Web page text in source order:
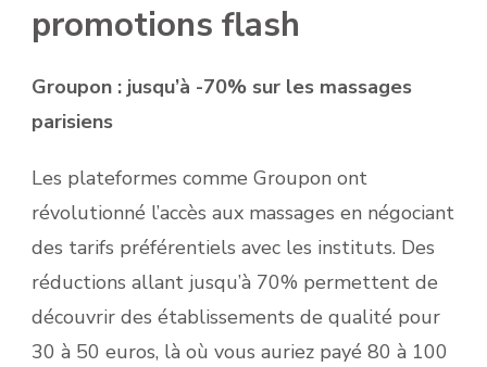
promotions flash
Groupon : jusqu’à -70% sur les massages
parisiens
Les plateformes comme Groupon ont
révolutionné l’accès aux massages en négociant
des tarifs préférentiels avec les instituts. Des
réductions allant jusqu’à 70% permettent de
découvrir des établissements de qualité pour
30 à 50 euros, là où vous auriez payé 80 à 100